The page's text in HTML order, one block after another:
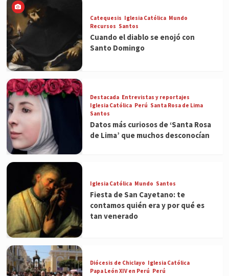
Catequesis Iglesia Católica Mundo
Recursos Santos
Cuando el diablo se enojó con
Santo Domingo
Destacada Entrevistas y reportajes
Iglesia Católica Perú Santa Rosa de Lima
Santos
Datos más curiosos de ‘Santa Rosa
de Lima’ que muchos desconocían
Iglesia Católica Mundo Santos
Fiesta de San Cayetano: te
contamos quién era y por qué es
tan venerado
Diócesis de Chiclayo Iglesia Católica
Papa León XIV en Perú Perú